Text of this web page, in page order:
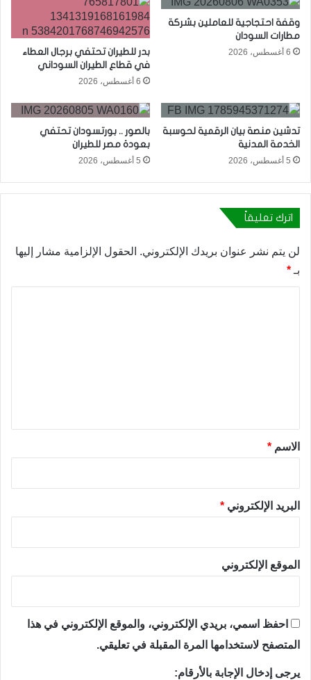
وقفة احتجاجية للعاملين بشركة
مطارات السودان
6 أغسطس، 2026
بدر للطيران تحتفي برجال العطاء
في قطاع الطيران السوداني
6 أغسطس، 2026
تدشين منصة بيان الرقمية لحوسبة
الخدمة المدنية
5 أغسطس، 2026
بالصور .. بورتسودان تحتفي
بعودة مصر للطيران
5 أغسطس، 2026
اترك تعليقاً
لن يتم نشر عنوان بريدك الإلكتروني. الحقول الإلزامية مشار إليها
بـ *
*الاسم *
البريد الإلكتروني *
الموقع الإلكتروني
احفظ اسمي، بريدي الإلكتروني، والموقع الإلكتروني في هذا
المتصفح لاستخدامها المرة المقبلة في تعليقي.
يرجى إدخال الإجابة بالأرقام: